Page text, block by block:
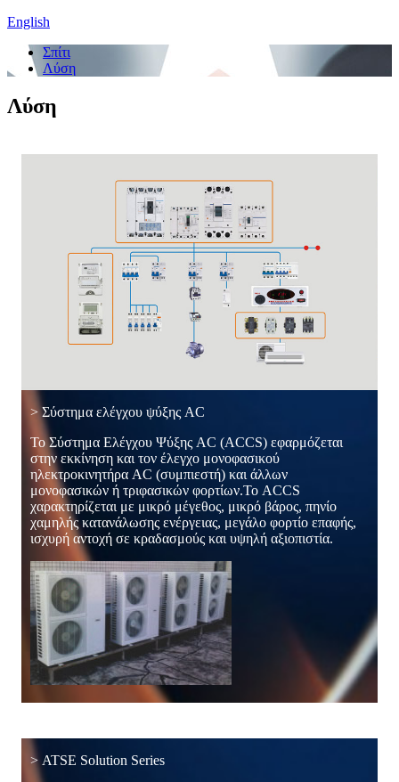
English
Σπίτι
Λύση
Λύση
> Σύστημα ελέγχου ψύξης AC
Το Σύστημα Ελέγχου Ψύξης AC (ACCS) εφαρμόζεται
στην εκκίνηση και τον έλεγχο μονοφασικού
ηλεκτροκινητήρα AC (συμπιεστή) και άλλων
μονοφασικών ή τριφασικών φορτίων.Το ACCS
χαρακτηρίζεται με μικρό μέγεθος, μικρό βάρος, πηνίο
χαμηλής κατανάλωσης ενέργειας, μεγάλο φορτίο επαφής,
ισχυρή αντοχή σε κραδασμούς και υψηλή αξιοπιστία.
> ATSE Solution Series